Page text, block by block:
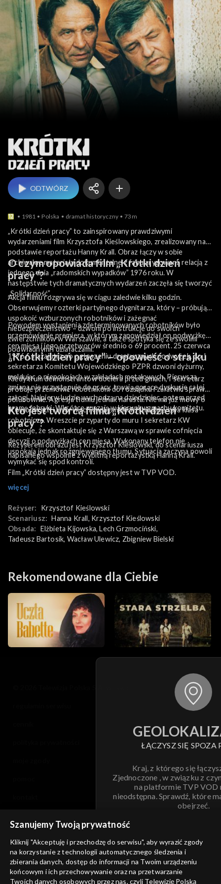
Krótki dzień pracy
ODTWÓRZ
1981 Polska dramat historyczny 73m
„Krótki dzień pracy” to zainspirowany prawdziwymi
wydarzeniami film Krzysztofa Kieślowskiego, zrealizowany na
podstawie reportażu Hanny Krall. Obraz łączy w sobie
archiwalne materiały dokumentalne z fabularyzowaną relacją z
jednego dnia „radomskich wypadków” 1976 roku. W
następstwie tych dramatycznych wydarzeń zaczęła się tworzyć
„Solidarność”.
O czym opowiada film „Krótki dzień
pracy”?
Akcja filmu rozgrywa się w ciągu zaledwie kilku godzin.
Obserwujemy rozterki partyjnego dygnitarza, który – próbując
uspokoić wzburzonych robotników i zażegnać
niebezpieczeństwo – dzwoni po instrukcje do swoich
zwierzchników w Warszawie, a także spotyka się ze swoimi
podwładnymi i działaczami.
Powodem wystąpienia zdeterminowanych robotników było
przemówienie premiera, w którym zapowiedział on podwyżkę
cen mięsa i jego przetworów średnio o 69 procent. 25 czerwca
1976 r., nazajutrz po ogłoszeniu drastycznych podwyżek, do I
sekretarza Komitetu Wojewódzkiego PZPR dzwoni dyżurny,
meldując o niepokojach w zakładach metalowych. Pierwsza
zmiana nie przystępuje do pracy, trwają gorące dyskusje całej
załogi. Najpierw ludzie wychodzą na dziedziniec, potem przed
bramę fabryki. Wkrótce ruszają w kierunku gmachu komitetu.
„Krótki dzień pracy” – opowieść o strajku
Kiedy tłum demonstrantów dociera przed gmach, I sekretarz
próbuje przemówić robotnikom do rozsądku i załatwić sprawę
polubownie. Agresja tłumu jednak narasta. Nie ma już mowy o
prowodyrach i wybrykach chuligańskich, strajkuje cała klasa
robotnicza. Wreszcie przyparty do muru I sekretarz KW
obiecuje, że skontaktuje się z Warszawą w sprawie cofnięcia
decyzji o podwyżkach cen mięsa. Wykonany telefon nie
uspokaja jednak rozgniewanego tłumu. Sytuacja zaczyna powoli
wymykać się spod kontroli.
Kto jest twórcą filmu „Krótki dzień
pracy”?
Reżyserem obrazu jest Krzysztof Kieślowski, do scenariusza
napisanego wspólnie z wybitną reportażystką Hanną Krall.
Film „Krótki dzień pracy” dostępny jest w TVP VOD.
więcej
Reżyser:
Krzysztof Kieślowski
Scenariusz: Hanna Krall, Krzysztof Kieślowski
Obsada: Elżbieta Kijowska, Lech Grzmociński,
Tadeusz Bartosik, Wacław Ulewicz, Zbigniew Bielski
Rekomendowane dla Ciebie
ŁĄCZYSZ SIĘ SPOZA
Kraj, z którego się
Zjednoczone , w związku z
na platformie TVP VOD
nieodstępna. Sprawdź, które
obejrzeć.
ANULUJ
informacje o dostawcy usług
Szanujemy Twoją prywatność
Kliknij "Akceptuję i przechodzę do serwisu", aby wyrazić zgody
na korzystanie z technologii automatycznego śledzenia i
zbierania danych, dostęp do informacji na Twoim urządzeniu
końcowym i ich przechowywanie oraz na przetwarzanie
Twoich danych osobowych przez nas, czyli Telewizję Polską